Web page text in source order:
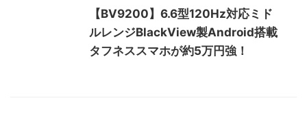
【BV9200】6.6型120Hz対応ミド
ルレンジBlackView製Android搭載
タフネススマホが約5万円強！